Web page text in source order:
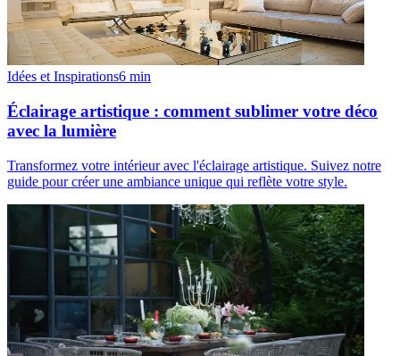
Idées et Inspirations6 min
Éclairage artistique : comment sublimer votre déco
avec la lumière
Transformez votre intérieur avec l'éclairage artistique. Suivez notre
guide pour créer une ambiance unique qui reflète votre style.